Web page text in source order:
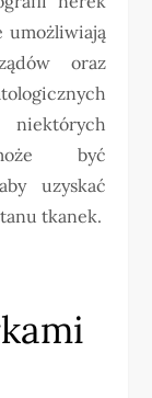
umożliwiają
oraz
być
uzyskać
tkanek.